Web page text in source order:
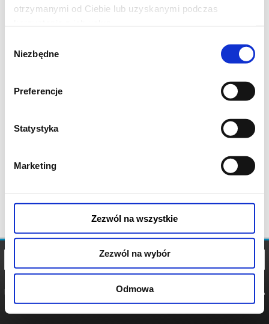
otrzymanymi od Ciebie lub uzyskanymi podczas
zgody
Niezbędne
Preferencje
Statystyka
Marketing
Zezwól na wszystkie
Zezwól na wybór
Odmowa
POLITYKA
POLITYKA